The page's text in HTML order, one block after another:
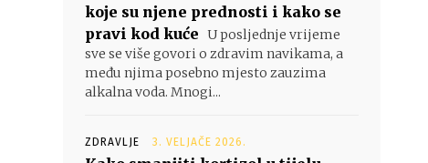
koje su njene prednosti i kako se
pravi kod kuće U posljednje vrijeme
sve se više govori o zdravim navikama, a
među njima posebno mjesto zauzima
alkalna voda. Mnogi...
ZDRAVLJE 3. VELJAČE 2026.